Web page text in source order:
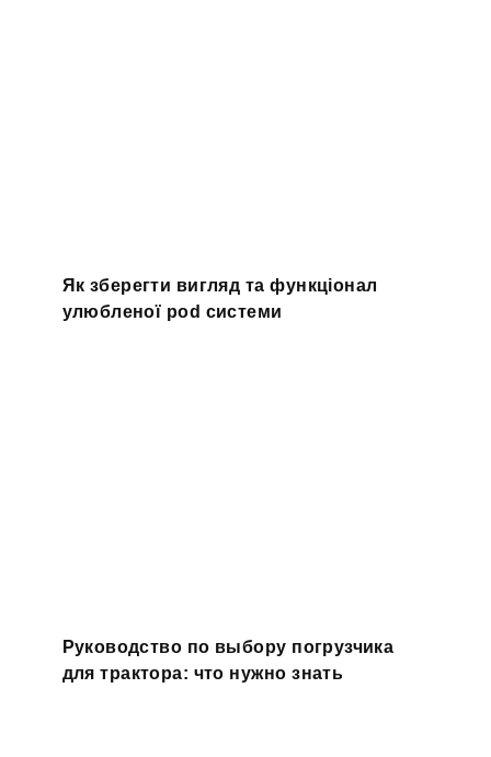
Як зберегти вигляд та функціонал
улюбленої pod системи
Руководство по выбору погрузчика
для трактора: что нужно знать